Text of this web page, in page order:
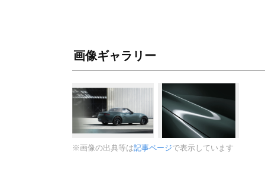
画像ギャラリー
※画像の出典等は記事ページで表示しています